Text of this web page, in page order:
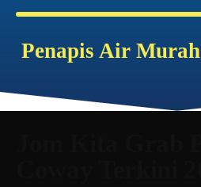
Penapis Air